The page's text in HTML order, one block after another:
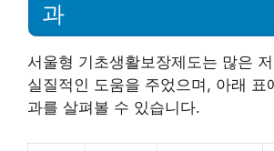
과
서울형 기초생활보장제도는 많은
실질적인 도움을 주었으며, 아래 표
과를 살펴볼 수 있습니다.